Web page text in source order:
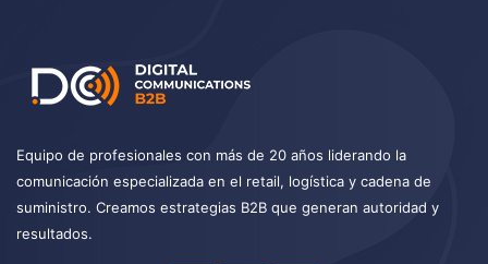
Equipo de profesionales con más de 20 años liderando la
comunicación especializada en el retail, logística y cadena de
suministro. Creamos estrategias B2B que generan autoridad y
resultados.